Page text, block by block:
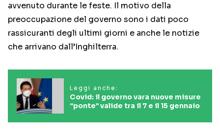
avvenuto durante le feste. Il motivo della
preoccupazione del governo sono i dati poco
rassicuranti degli ultimi giorni e anche le notizie
che arrivano dall’Inghilterra.
Leggi anche:
Covid: il governo vara nuove misure
“ponte” valide tra il 7 e il 15 gennaio